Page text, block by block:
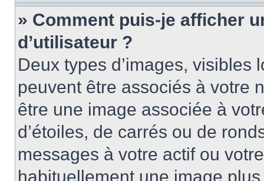
» Comment puis-je afficher
d’utilisateur ?
Deux types d’images,
peuvent être associés à votre
être une image associée à
d’étoiles, de carrés ou de
messages à votre actif ou
habituellement une image